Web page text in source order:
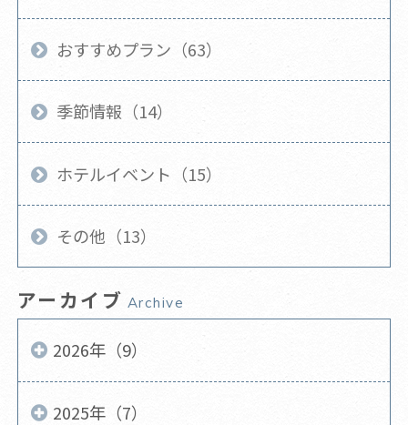
おすすめプラン（63）
季節情報（14）
ホテルイベント（15）
その他（13）
アーカイブ Archive
2026年（9）
2025年（7）